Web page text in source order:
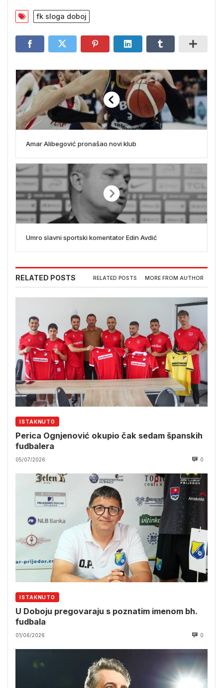
fk sloga doboj
Amar Alibegović pronašao novi klub
Umro slavni sportski komentator Edin Avdić
RELATED POSTS RELATED POSTS MORE FROM AUTHOR
ISTAKNUTO
Perica Ognjenović okupio čak sedam španskih
fudbalera
05/07/2026 0
ISTAKNUTO
U Doboju pregovaraju s poznatim imenom bh.
fudbala
01/06/2026 0